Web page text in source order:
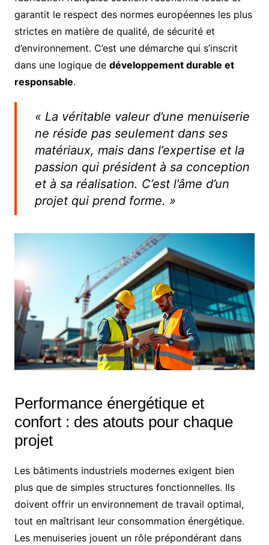
garantit le respect des normes européennes les plus
strictes en matière de qualité, de sécurité et
d’environnement. C’est une démarche qui s’inscrit
dans une logique de développement durable et
responsable.
« La véritable valeur d’une menuiserie
ne réside pas seulement dans ses
matériaux, mais dans l’expertise et la
passion qui président à sa conception
et à sa réalisation. C’est l’âme d’un
projet qui prend forme. »
Performance énergétique et
confort : des atouts pour chaque
projet
Les bâtiments industriels modernes exigent bien
plus que de simples structures fonctionnelles. Ils
doivent offrir un environnement de travail optimal,
tout en maîtrisant leur consommation énergétique.
Les menuiseries jouent un rôle prépondérant dans